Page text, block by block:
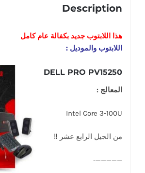
Description
هذا اللابتوب جديد بكفالة عام كامل
اللابتوب والموديل :
DELL PRO PV15250
المعالج :
Intel Core 3-100U
من الجيل الرابع عشر ‼
—————-